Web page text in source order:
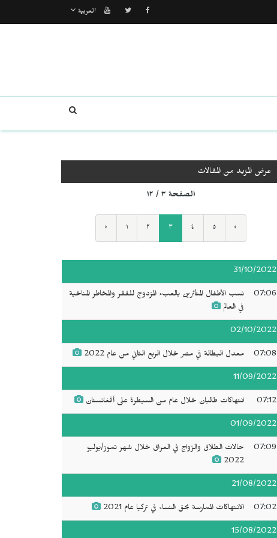
العربية
عرض المزيد من المقالات
الصفحة ٣ / ١٢
‹ ١ ٢ ٣ ٤ ٥ ›
31/10/2022
07:06
نسب الأطفال المتأثرين بالعبء المزدوج للفقر والمخاطر المناخية
في العالم
02/10/2022
07:08 معدل البطالة في مصر خلال الربع الثاني من عام 2022
11/09/2022
07:12 انتهاكات طالبان خلال عام من السيطرة على أفغانستان
01/09/2022
07:09
حالات الطلاق والزواج في العراق خلال شهر تموز/يوليو
2022
21/08/2022
07:02 الانتهاكات الممارسة بحق النساء في تركيا عام 2021
15/08/2022